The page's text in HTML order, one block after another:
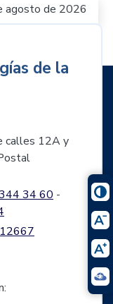
agosto de 2026
de la
calles 12A y
34 60 -